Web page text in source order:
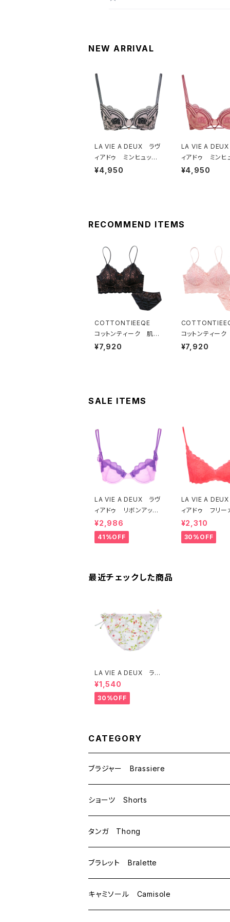
NEW ARRIVAL
LA VIE A DEUX ラヴ
ィアドゥ ミンヒュッ
ゲ ブラジャー（ブラッ
¥4,950
LA VIE A
ィアドゥ ミンヒ
ゲ ブラジャー（
¥4,950
RECOMMEND ITEMS
COTTONTIEEQE
コットンティーク 肌側
コットン100％ ソフト
¥7,920
コットンティー
コットン100％
¥7,920
SALE ITEMS
LA VIE A DEUX ラヴ
ィアドゥ リボンアップ
リケ ブラジャー（ラベ
ンダー） 22293 SA
LE セール 送料無料
¥2,986
41%OFF
LA VIE A
ィアドゥ フリー
レース ブラレ
フトブラ（トマトレ
2457 SALE
¥2,310
30%OFF
最近チェックした商品
LA VIE A DEUX ラヴ
ィアドゥ スパンローン
プリント ショーツ リ
ボンショーツ （オフホ
ワイト）Mサイズ 6214
¥1,540
30%OFF
CATEGORY
ブラジャー Brassiere
B70
B75
C65
C70
ショーツ Shorts
M
L
タンガ Thong
M
ブラレット Bralette
M
キャミソール Camisole